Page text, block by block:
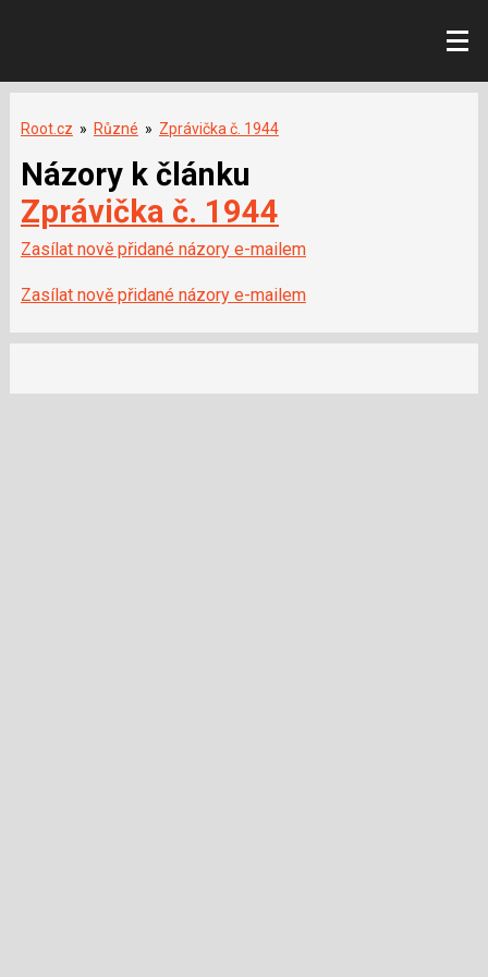
Root.cz » Různé » Zprávička č. 1944
Názory k článku
Zprávička č. 1944
Zasílat nově přidané názory e-mailem
Zasílat nově přidané názory e-mailem